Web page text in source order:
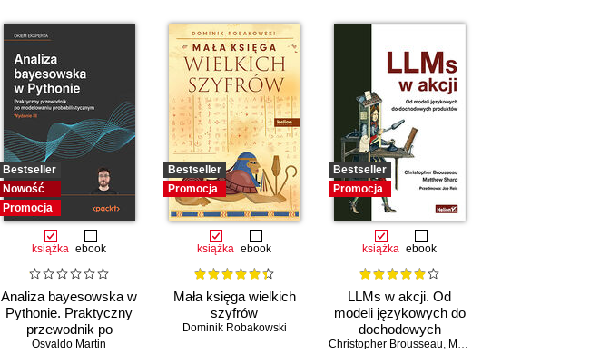
Bestseller
Nowość
Promocja
książka ebook
Analiza bayesowska w
Pythonie. Praktyczny
przewodnik po
modelowaniu
Osvaldo Martin
Bestseller
Promocja
książka ebook
Mała księga wielkich
szyfrów
Dominik Robakowski
Bestseller
Promocja
książka ebook
LLMs w akcji. Od
modeli językowych do
dochodowych
produktów
Christopher Brousseau, Matt Sharp